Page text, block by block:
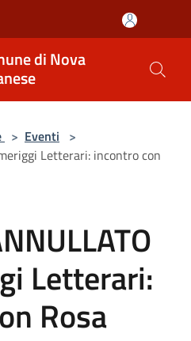
di Nova
> Eventi >
Letterari: incontro con
Letterari:
Rosa